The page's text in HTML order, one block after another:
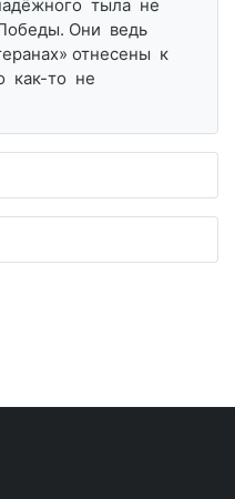
тыла не
Они ведь
отнесены к
как-то не